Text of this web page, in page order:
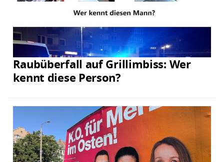
Raubüberfall auf Grillimbiss: Wer
kennt diese Person?